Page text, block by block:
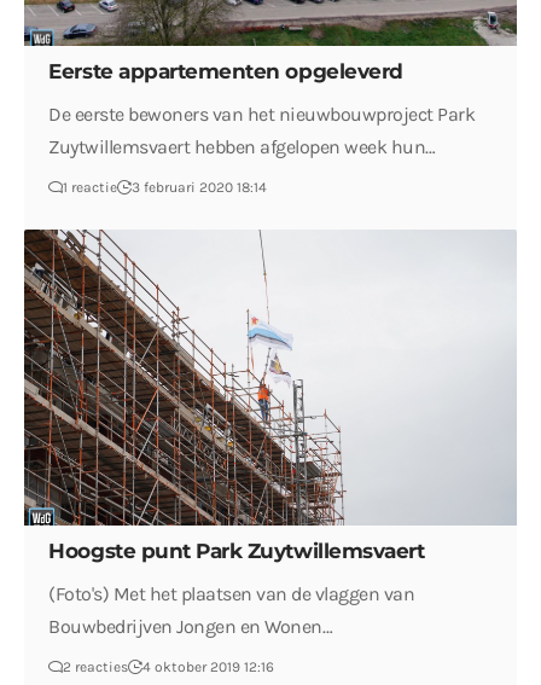
Eerste appartementen opgeleverd
De eerste bewoners van het nieuwbouwproject Park
Zuytwillemsvaert hebben afgelopen week hun…
1 reactie 3 februari 2020 18:14
Hoogste punt Park Zuytwillemsvaert
(Foto's) Met het plaatsen van de vlaggen van
Bouwbedrijven Jongen en Wonen…
2 reacties 4 oktober 2019 12:16